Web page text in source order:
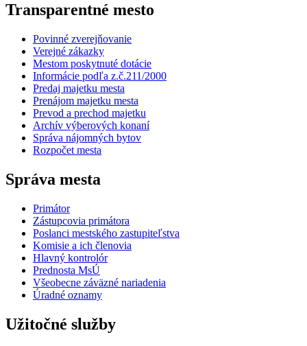
Transparentné mesto
Povinné zverejňovanie
Verejné zákazky
Mestom poskytnuté dotácie
Informácie podľa z.č.211/2000
Predaj majetku mesta
Prenájom majetku mesta
Prevod a prechod majetku
Archív výberových konaní
Správa nájomných bytov
Rozpočet mesta
Správa mesta
Primátor
Zástupcovia primátora
Poslanci mestského zastupiteľstva
Komisie a ich členovia
Hlavný kontrolór
Prednosta MsÚ
Všeobecne záväzné nariadenia
Úradné oznamy
Užitočné služby